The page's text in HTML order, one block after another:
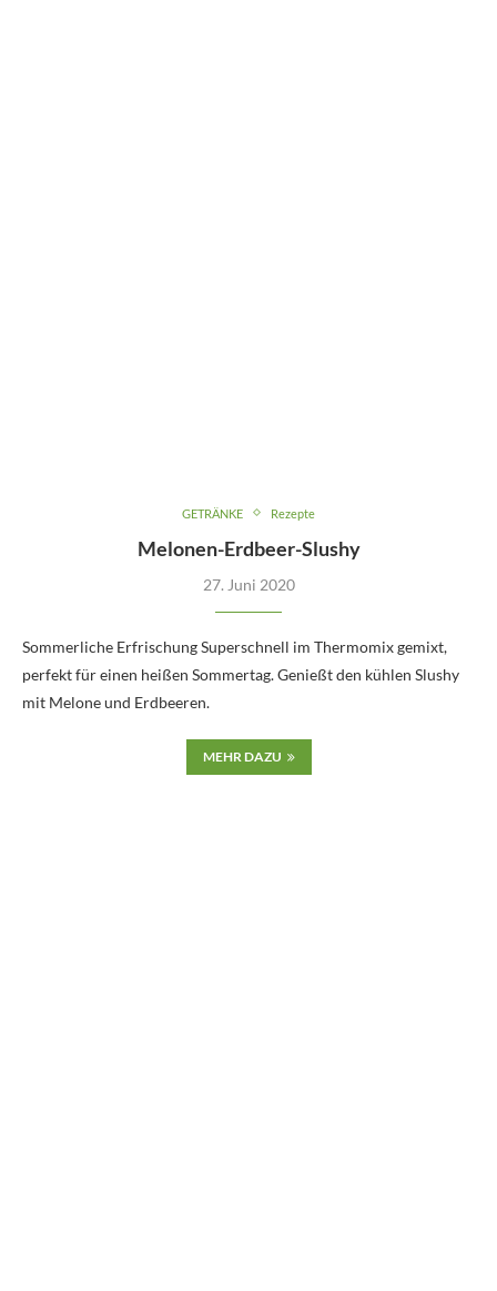
GETRÄNKE Rezepte
Melonen-Erdbeer-Slushy
27. Juni 2020
Sommerliche Erfrischung Superschnell im Thermomix gemixt,
perfekt für einen heißen Sommertag. Genießt den kühlen Slushy
mit Melone und Erdbeeren.
MEHR DAZU